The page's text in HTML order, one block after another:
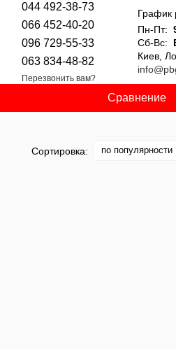
044 492-38-73
066 452-40-20
096 729-55-33
063 834-48-82
Перезвонить вам?
График
Пн-Пт:
Сб-Вс:
Киев,
Сравнение
Сортировка: по популярности